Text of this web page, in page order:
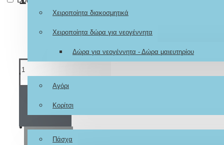
Χειροποίητα διακοσμητικά
Χειροποίητα δώρα για νεογέννητα
Δώρα για νεογέννητα - Δώρα μαιευτηρίου
Αγόρι
Κορίτσι
Εποχιακά
Πάσχα
ΑΓΟΡΆ